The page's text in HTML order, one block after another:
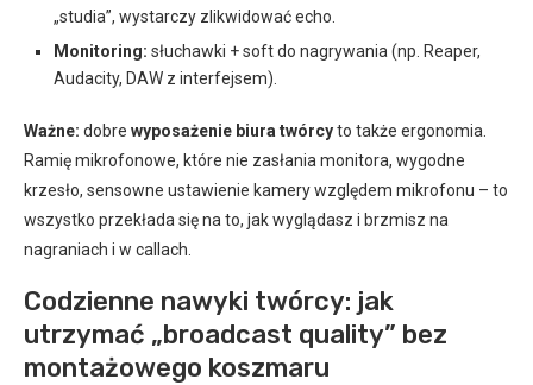
„studia”, wystarczy zlikwidować echo.
Monitoring: słuchawki + soft do nagrywania (np. Reaper,
Audacity, DAW z interfejsem).
Ważne: dobre wyposażenie biura twórcyto także ergonomia.
Ramię mikrofonowe, które nie zasłania monitora, wygodne
krzesło, sensowne ustawienie kamery względem mikrofonu – to
wszystko przekłada się na to, jak wyglądasz i brzmisz na
nagraniach i w callach.
Codzienne nawyki twórcy: jak
utrzymać „broadcast quality” bez
montażowego koszmaru